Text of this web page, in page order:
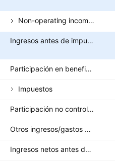
Non-operating income (total)
Ingresos antes de impuestos
Participación en beneficios
Impuestos
Participación no controladora/interés minoritario
Otros ingresos/gastos después de impuestos
Ingresos netos antes de operaciones interrumpidas